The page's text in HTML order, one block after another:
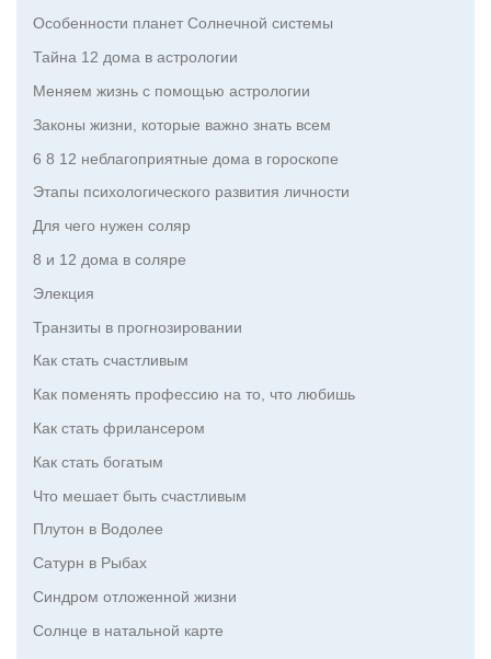
Особенности планет Солнечной системы
Тайна 12 дома в астрологии
Меняем жизнь с помощью астрологии
Законы жизни, которые важно знать всем
6 8 12 неблагоприятные дома в гороскопе
Этапы психологического развития личности
Для чего нужен соляр
8 и 12 дома в соляре
Элекция
Транзиты в прогнозировании
Как стать счастливым
Как поменять профессию на то, что любишь
Как стать фрилансером
Как стать богатым
Что мешает быть счастливым
Плутон в Водолее
Сатурн в Рыбах
Синдром отложенной жизни
Солнце в натальной карте